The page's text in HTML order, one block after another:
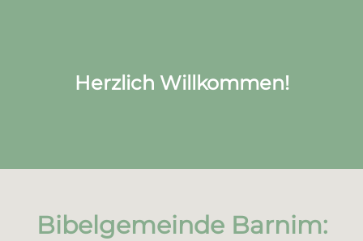
Herzlich Willkommen!
Bibelgemeinde Barnim: